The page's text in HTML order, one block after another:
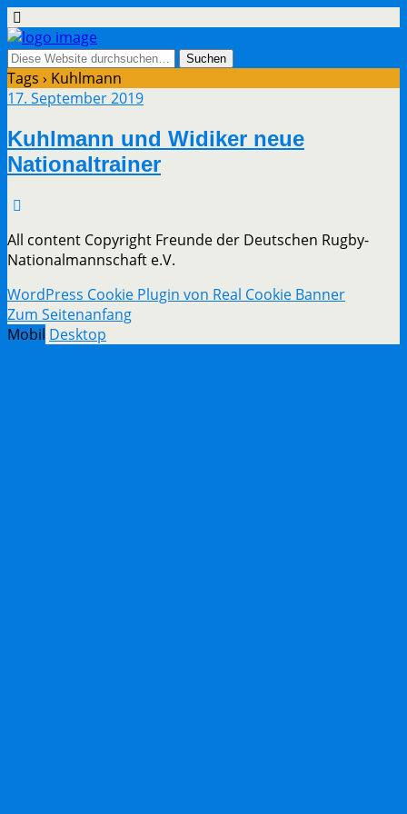
Tags › Kuhlmann
17. September 2019
Kuhlmann und Widiker neue
Nationaltrainer
All content Copyright Freunde der Deutschen Rugby-
Nationalmannschaft e.V.
WordPress Cookie Plugin von Real Cookie Banner
Zum Seitenanfang
Mobil Desktop